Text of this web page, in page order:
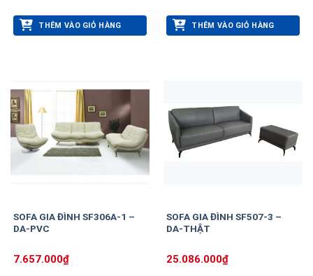
THÊM VÀO GIỎ HÀNG THÊM VÀO GIỎ HÀNG
SOFA GIA ĐÌNH SF306A-1 –
DA-PVC
7.657.000₫
SOFA GIA ĐÌNH SF507-3 –
DA-THẬT
25.086.000₫